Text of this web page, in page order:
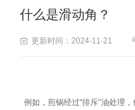
什么是滑动角？
更新时间：2024-11-21
例如，煎锅经过“排斥"油处理